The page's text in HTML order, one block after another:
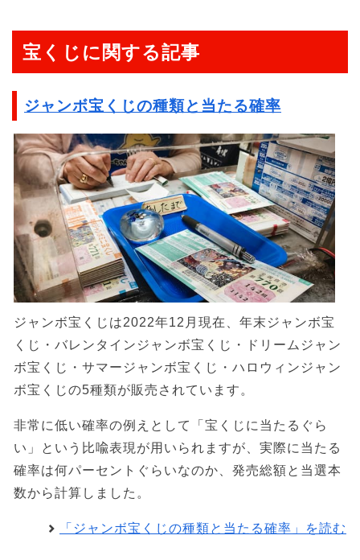
宝くじに関する記事
ジャンボ宝くじの種類と当たる確率
ジャンボ宝くじは2022年12月現在、年末ジャンボ宝
くじ・バレンタインジャンボ宝くじ・ドリームジャン
ボ宝くじ・サマージャンボ宝くじ・ハロウィンジャン
ボ宝くじの5種類が販売されています。
非常に低い確率の例えとして「宝くじに当たるぐら
い」という比喩表現が用いられますが、実際に当たる
確率は何パーセントぐらいなのか、発売総額と当選本
数から計算しました。
「ジャンボ宝くじの種類と当たる確率」を読む